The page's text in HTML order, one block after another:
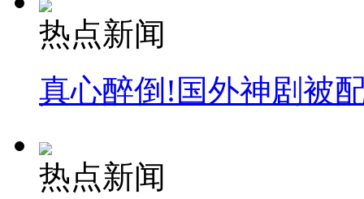
热点新闻
真心醉倒!国外神剧被
热点新闻